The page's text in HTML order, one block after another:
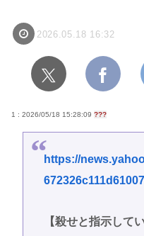
2026.05.18 16:32
1 : 2026/05/18 15:28:09 ???
https://
【殺せと指示して